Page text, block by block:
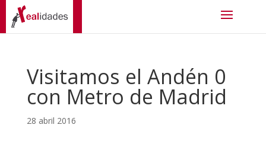
Visitamos el Andén 0
con Metro de Madrid
28 abril 2016